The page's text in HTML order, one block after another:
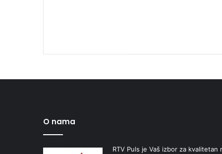
O nama
RTV Puls je Vaš izbor za